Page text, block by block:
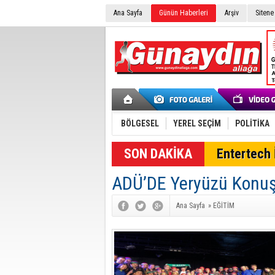
Ana Sayfa Günün Haberleri Arşiv
BÖLGESEL YEREL SEÇİM POLİTİKA
SON DAKİKA Entertech
ADÜ’DE Yeryüzü
Ana Sayfa » EĞİTİM